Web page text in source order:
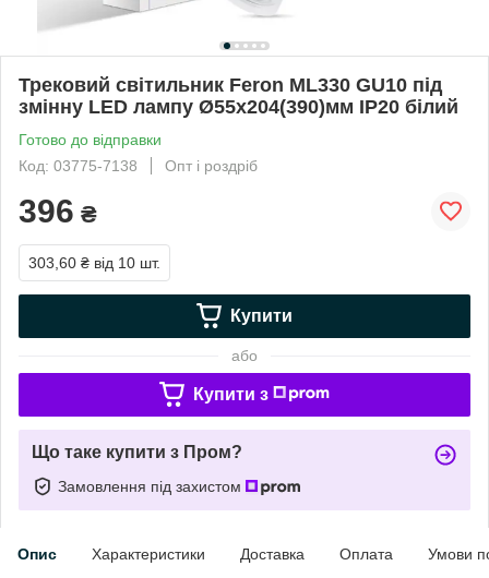
Трековий світильник Feron ML330 GU10 під
змінну LED лампу Ø55х204(390)мм IP20 білий
Готово до відправки
Код: 03775-7138
Опт і роздріб
396 ₴
303,60 ₴ від 10 шт.
Купити
або
Купити з
Що таке купити з Пром?
Замовлення під захистом
Опис Характеристики Доставка Оплата Умови